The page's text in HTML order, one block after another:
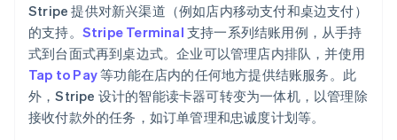
Stripe 提供对新兴渠道（例如店内移动支付和桌边支付）
的支持。 Stripe Terminal 支持一系列结账用例，从手持
式到台面式再到桌边式。企业可以管理店内排队，并使用
Tap to Pay等功能在店内的任何地方提供结账服务。此
外，Stripe 设计的智能读卡器可转变为一体机，以管理除
接收付款外的任务，如订单管理和忠诚度计划等。